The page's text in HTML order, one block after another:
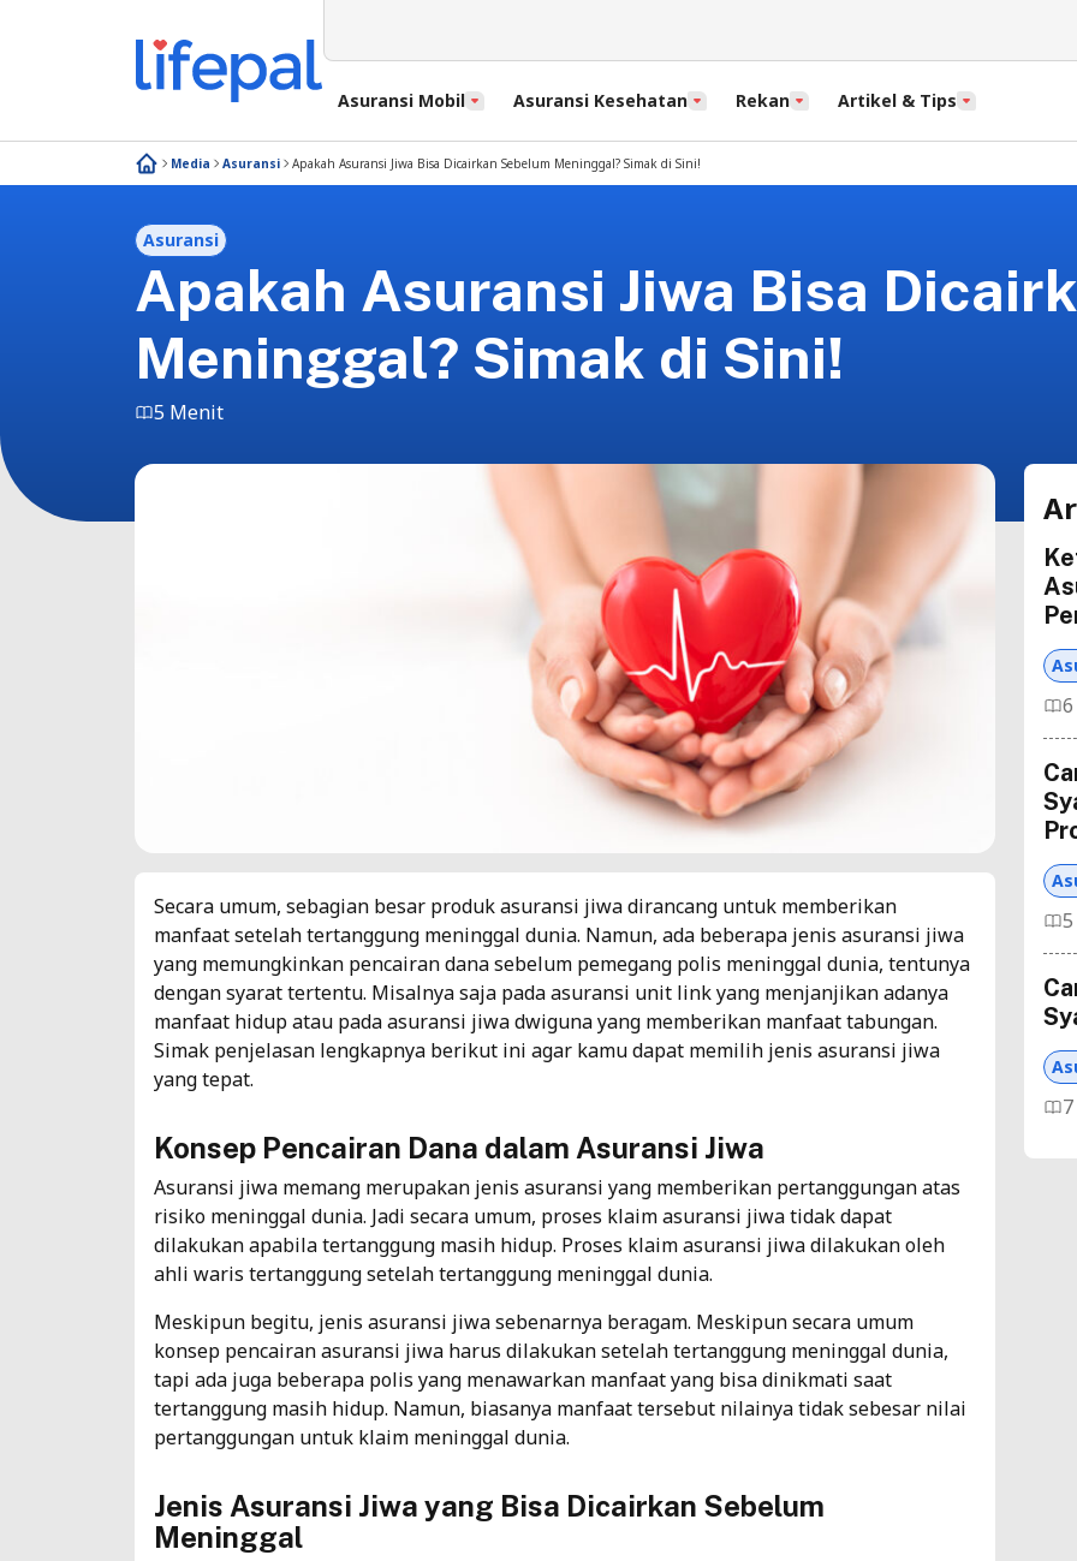
Asuransi Mobil Asuransi Kesehatan Rekan Artikel & Tips
Media Asuransi Apakah Asuransi Jiwa Bisa Dicairkan Sebelum Meninggal? Simak di Sini!
Asuransi
Apakah Asuransi Jiwa Bisa
Meninggal? Simak di Sini!
5 Menit
Secara umum, sebagian besar produk asuransi jiwa dirancang untuk memberikan
manfaat setelah tertanggung meninggal dunia. Namun, ada beberapa jenis asuransi jiwa
yang memungkinkan pencairan dana sebelum pemegang polis meninggal dunia, tentunya
dengan syarat tertentu. Misalnya saja pada asuransi unit link yang menjanjikan adanya
manfaat hidup atau pada asuransi jiwa dwiguna yang memberikan manfaat tabungan.
Simak penjelasan lengkapnya berikut ini agar kamu dapat memilih jenis asuransi jiwa
yang tepat.
Konsep Pencairan Dana dalam Asuransi Jiwa
Asuransi jiwa memang merupakan jenis asuransi yang memberikan pertanggungan atas
risiko meninggal dunia. Jadi secara umum, proses klaim asuransi jiwa tidak dapat
dilakukan apabila tertanggung masih hidup. Proses klaim asuransi jiwa dilakukan oleh
ahli waris tertanggung setelah tertanggung meninggal dunia.
Meskipun begitu, jenis asuransi jiwa sebenarnya beragam. Meskipun secara umum
konsep pencairan asuransi jiwa harus dilakukan setelah tertanggung meninggal dunia,
tapi ada juga beberapa polis yang menawarkan manfaat yang bisa dinikmati saat
tertanggung masih hidup. Namun, biasanya manfaat tersebut nilainya tidak sebesar nilai
pertanggungan untuk klaim meninggal dunia.
Jenis Asuransi Jiwa yang Bisa Dicairkan Sebelum
Meninggal